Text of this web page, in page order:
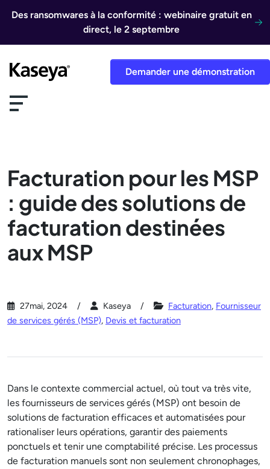
Des ransomwares à la conformité : webinaire gratuit en
direct, le 2 septembre
Demander une démonstration
Facturation pour les MSP
: guide des solutions de
facturation destinées
aux MSP
27mai, 2024 Kaseya Facturation, Fournisseur
de services gérés (MSP), Devis et facturation
Dans le contexte commercial actuel, où tout va très vite,
les fournisseurs de services gérés (MSP) ont besoin de
solutions de facturation efficaces et automatisées pour
rationaliser leurs opérations, garantir des paiements
ponctuels et tenir une comptabilité précise. Les processus
de facturation manuels sont non seulement chronophages,